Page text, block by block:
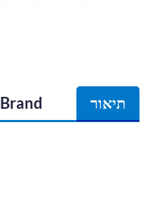
תיאור Brand